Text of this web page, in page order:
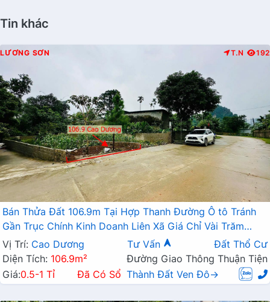
Tin khác
LƯƠNG SƠN T.N 192
Bán Thửa Đất 106.9m Tại Hợp Thanh Đường Ô tô Tránh
Gần Trục Chính Kinh Doanh Liên Xã Giá Chỉ Vài Trăm
Triệu
Vị Trí: Cao Dương Tư Vấn
Đất Thổ Cư
Diện Tích: 106.9m²
Đường Giao Thông Thuận Tiện
Giá:0.5-1 Tỉ Đã Có Sổ Thành Đất Ven Đô→